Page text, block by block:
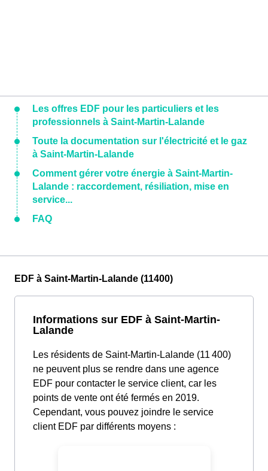
Les offres EDF pour les particuliers et les
professionnels à Saint-Martin-Lalande
Toute la documentation sur l'électricité et le gaz
à Saint-Martin-Lalande
Comment gérer votre énergie à Saint-Martin-
Lalande : raccordement, résiliation, mise en
service...
FAQ
EDF à Saint-Martin-Lalande (11400)
Informations sur EDF à Saint-Martin-
Lalande
Les résidents de Saint-Martin-Lalande (11 400)
ne peuvent plus se rendre dans une agence
EDF pour contacter le service client, car les
points de vente ont été fermés en 2019.
Cependant, vous pouvez joindre le service
client EDF par différents moyens :